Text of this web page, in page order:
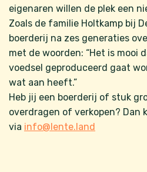
eigenaren willen de plek een
Zoals de familie Holtkamp bij
boerderij na zes generaties
met de woorden: “Het is mooi
voedsel geproduceerd gaat
wat aan heeft.”
Heb jij een boerderij of stuk
overdragen of verkopen? Dan
via info@lente.land